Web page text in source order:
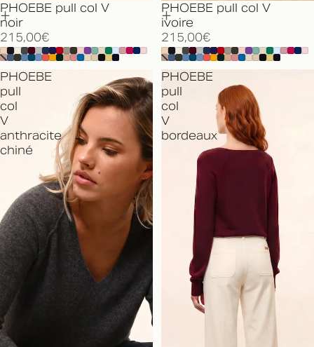
PHOEBE pull col V
noir
215,00€
PHOEBE pull col V
ivoire
215,00€
PHOEBE
pull
col
V
anthracite
chiné
PHOEBE
pull
col
V
bordeaux